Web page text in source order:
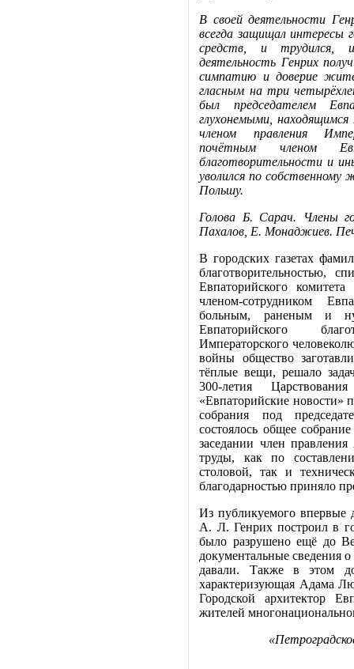
В своей деятельности
всегда защищал интересы
средств, и трудился,
деятельность Генрих
симпатию и доверие
гласным на три
был председателем
глухонемыми,
членом правления
почётным членом
благотворительности и
уволился по
Польшу.
Голова Б. Сарач. Члены
Пахалов, Е. Монаджиев.
В городских газетах
благотворительностью,
Евпаторийского
членом-сотрудником
больным, раненым и
Евпаторийского
Императорского
войны общество
тёплые вещи, решало
300-летия
«Евпаторийские новости»
собрания под
состоялось общее
заседании член
труды, как по
столовой, так и
благодарностью приняло
Из публикуемого впервые
А. Л. Генрих построил в
было разрушено ещё до
документальные сведения
давали. Также в этом
характеризующая Адама
Городской архитектор
жителей